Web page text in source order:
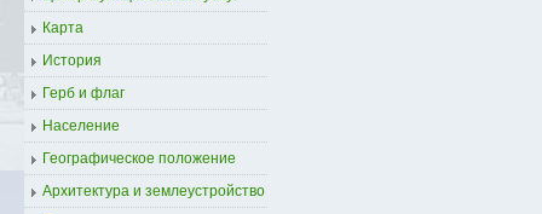
Карта
История
Герб и флаг
Население
Географическое положение
Архитектура и землеустройство